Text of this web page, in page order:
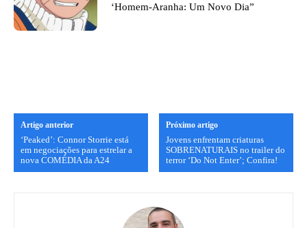
‘Homem-Aranha: Um Novo Dia”
Artigo anterior
‘Peaked’: Connor Storrie está
em negociações para estrelar a
nova COMÉDIA da A24
Próximo artigo
Jovens enfrentam criaturas
SOBRENATURAIS no trailer do
terror ‘Do Not Enter’; Confira!